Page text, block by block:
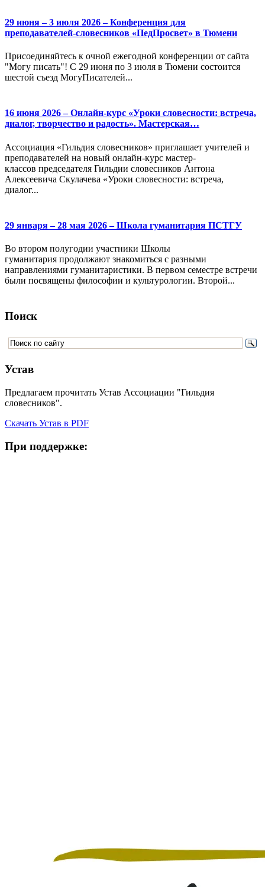
29 июня – 3 июля 2026 – Конференция для
преподавателей-словесников «ПедПросвет» в Тюмени
Присоединяйтесь к очной ежегодной конференции от сайта
"Могу писать"! С 29 июня по 3 июля в Тюмени состоится
шестой съезд МогуПисателей...
16 июня 2026 – Онлайн-курс «Уроки словесности: встреча,
диалог, творчество и радость». Мастерская…
Ассоциация «Гильдия словесников» приглашает учителей и
преподавателей на новый онлайн-курс мастер-
классов председателя Гильдии словесников Антона
Алексеевича Скулачева «Уроки словесности: встреча,
диалог...
29 января – 28 мая 2026 – Школа гуманитария ПСТГУ
Во втором полугодии участники Школы
гуманитария продолжают знакомиться с разными
направлениями гуманитаристики. В первом семестре встречи
были посвящены философии и культурологии. Второй...
Поиск
Устав
Предлагаем прочитать Устав Ассоциации "Гильдия
словесников".
Скачать Устав в PDF
При поддержке: